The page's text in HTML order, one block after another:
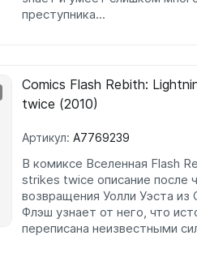
преступника...
Comics Flash Rebith:
twice (2010)
Артикул: A7769239
В комиксе Вселенная Flash
strikes twice описание после
возвращения Уолли Уэста
Флэш узнает от него, что
переписана неизвестными